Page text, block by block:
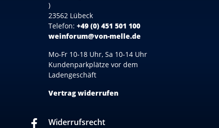
)
23562 Lübeck
Telefon: +49 (0) 451 501 100
weinforum@von-melle.de
Mo-Fr 10-18 Uhr, Sa 10-14 Uhr
Kundenparkplätze vor dem
Ladengeschäft
Vertrag widerrufen
Widerrufsrecht